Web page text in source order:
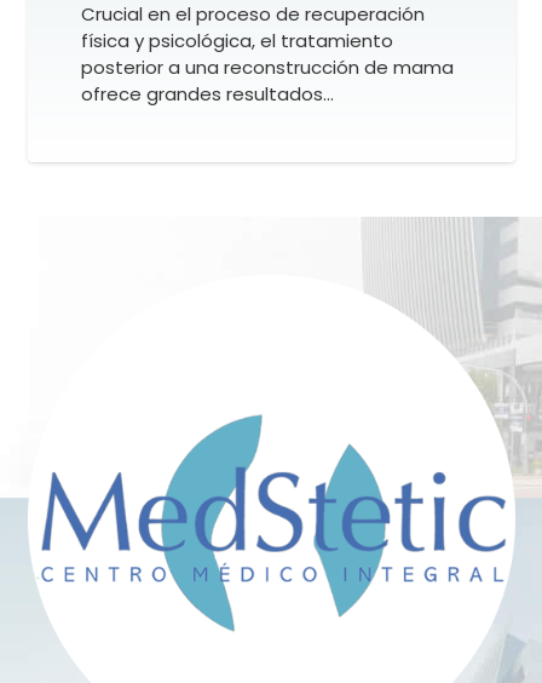
Crucial en el proceso de recuperación
física y psicológica, el tratamiento
posterior a una reconstrucción de mama
ofrece grandes resultados…